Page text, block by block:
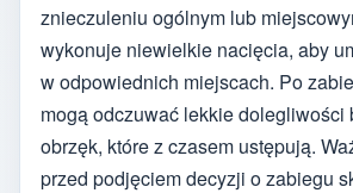
znieczuleniu ogólnym lub
wykonuje niewielkie nacięcia, aby
w odpowiednich miejscach. Po
mogą odczuwać lekkie dolegliwości
obrzęk, które z czasem ustępują.
przed podjęciem decyzji o zabiegu